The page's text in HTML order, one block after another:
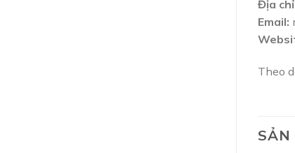
Địa
Email:
Theo
SẢN